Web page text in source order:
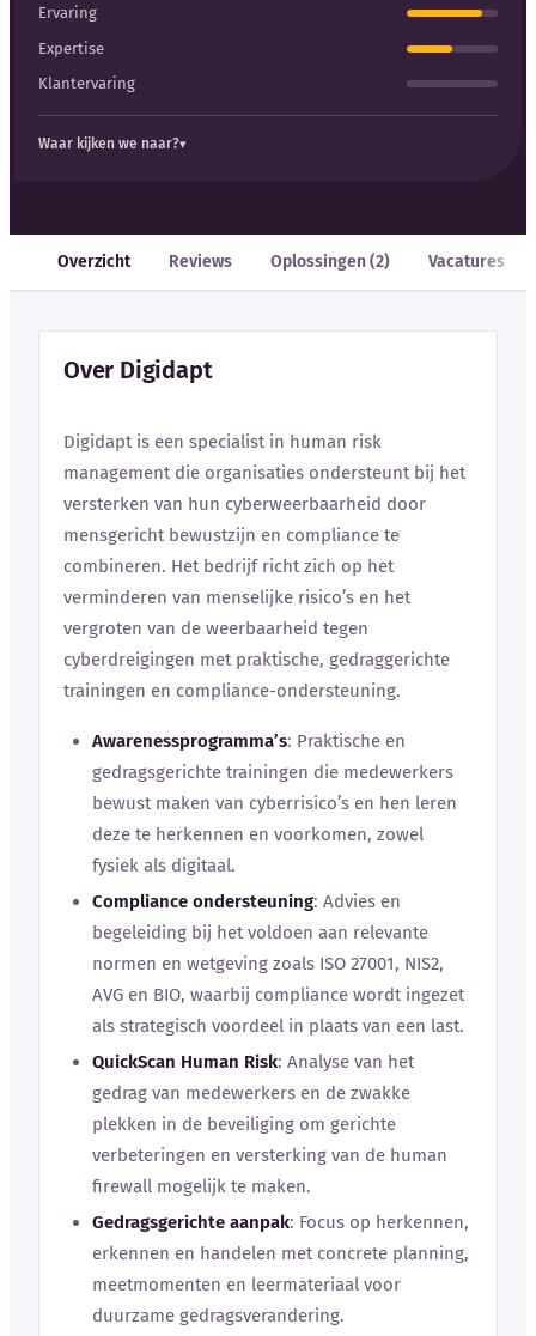
Ervaring
Expertise
Klantervaring
Waar kijken we naar?
Overzicht Reviews Oplossingen (2) Vacatures
Over Digidapt
Digidapt is een specialist in human risk
management die organisaties ondersteunt bij het
versterken van hun cyberweerbaarheid door
mensgericht bewustzijn en compliance te
combineren. Het bedrijf richt zich op het
verminderen van menselijke risico’s en het
vergroten van de weerbaarheid tegen
cyberdreigingen met praktische, gedraggerichte
trainingen en compliance-ondersteuning.
Awarenessprogramma’s: Praktische en
gedragsgerichte trainingen die medewerkers
bewust maken van cyberrisico’s en hen leren
deze te herkennen en voorkomen, zowel
fysiek als digitaal.
Compliance ondersteuning: Advies en
begeleiding bij het voldoen aan relevante
normen en wetgeving zoals ISO 27001, NIS2,
AVG en BIO, waarbij compliance wordt ingezet
als strategisch voordeel in plaats van een last.
QuickScan Human Risk: Analyse van het
gedrag van medewerkers en de zwakke
plekken in de beveiliging om gerichte
verbeteringen en versterking van de human
firewall mogelijk te maken.
Gedragsgerichte aanpak: Focus op herkennen,
erkennen en handelen met concrete planning,
meetmomenten en leermateriaal voor
duurzame gedragsverandering.